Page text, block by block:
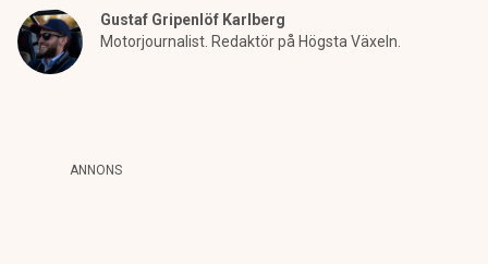
Gustaf Gripenlöf Karlberg
Motorjournalist. Redaktör på Högsta Växeln.
ANNONS